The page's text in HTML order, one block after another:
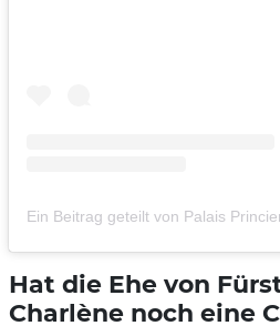
Ein Beitrag geteilt von Palais
Hat die Ehe von
Charlène noch eine